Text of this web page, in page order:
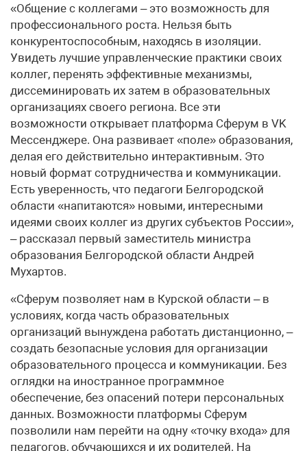
«Общение с коллегами – это возможность для
профессионального роста. Нельзя быть
конкурентоспособным, находясь в изоляции.
Увидеть лучшие управленческие практики своих
коллег, перенять эффективные механизмы,
диссеминировать их затем в образовательных
организациях своего региона. Все эти
возможности открывает платформа Сферум в VK
Мессенджере. Она развивает «поле» образования,
делая его действительно интерактивным. Это
новый формат сотрудничества и коммуникации.
Есть уверенность, что педагоги Белгородской
области «напитаются» новыми, интересными
идеями своих коллег из других субъектов России»,
– рассказал первый заместитель министра
образования Белгородской области Андрей
Мухартов. ​
«Сферум позволяет нам в Курской области – в
условиях, когда часть образовательных
организаций вынуждена работать дистанционно, –
создать безопасные условия для организации
образовательного процесса и коммуникации. Без
оглядки на иностранное программное
обеспечение, без опасений потери персональных
данных. Возможности платформы Сферум
позволили нам перейти на одну «точку входа» для
педагогов, обучающихся и их родителей. На